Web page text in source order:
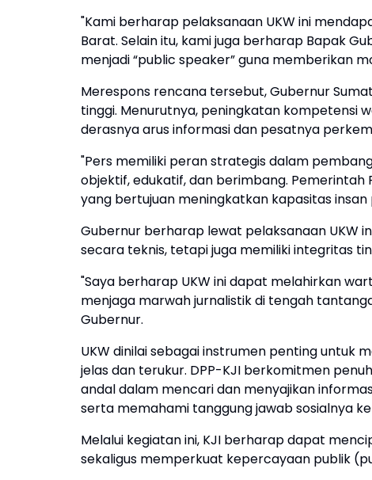
"Kami berharap pelaksanaan UKW ini
Barat. Selain itu, kami juga berharap Bapak
menjadi “public speaker” guna memberikan
Merespons rencana tersebut, Gubernur
tinggi. Menurutnya, peningkatan kompetensi
derasnya arus informasi dan pesatnya
"Pers memiliki peran strategis dalam
objektif, edukatif, dan berimbang.
yang bertujuan meningkatkan kapasitas insan
Gubernur berharap lewat pelaksanaan UKW
secara teknis, tetapi juga memiliki integritas
"Saya berharap UKW ini dapat melahirkan
menjaga marwah jurnalistik di tengah
Gubernur.
UKW dinilai sebagai instrumen penting untuk
jelas dan terukur. DPP-KJI berkomitmen
andal dalam mencari dan menyajikan
serta memahami tanggung jawab sosialnya
Melalui kegiatan ini, KJI berharap dapat
sekaligus memperkuat kepercayaan publik